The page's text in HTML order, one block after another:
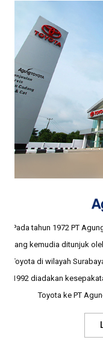
Pada tahun 1972 PT
yang kemudia ditunjuk
Toyota di wilayah
1992 diadakan
Toyota ke PT